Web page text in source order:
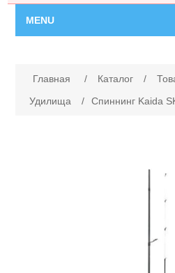
MENU
Каталог
Главная / Каталог /
Удилища
/ Спиннинг Kaida